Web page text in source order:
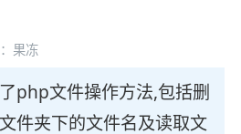
果冻
php文件操作方法,包括删
件夹下的文件名及读取文